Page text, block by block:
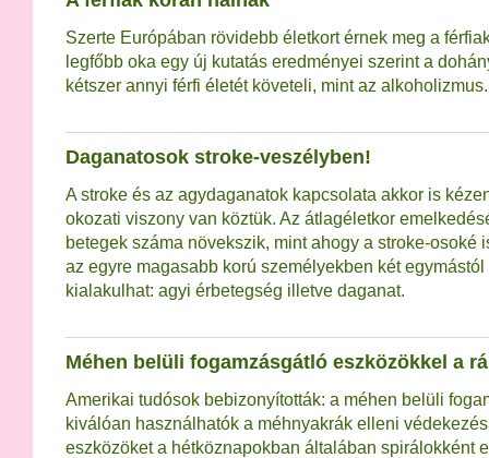
Szerte Európában rövidebb életkort érnek meg a
legfőbb oka egy új kutatás eredményei szerint a
kétszer annyi férfi életét követeli, mint az alkoholizmus.
Daganatosok stroke-veszélyben!
A stroke és az agydaganatok kapcsolata akkor is
okozati viszony van köztük. Az átlagéletkor
betegek száma növekszik, mint ahogy a stroke-osoké
az egyre magasabb korú személyekben két
kialakulhat: agyi érbetegség illetve daganat.
Méhen belüli fogamzásgátló eszközökkel a
Amerikai tudósok bebizonyították: a méhen belüli
kiválóan használhatók a méhnyakrák elleni
eszközöket a hétköznapokban általában spirálokként